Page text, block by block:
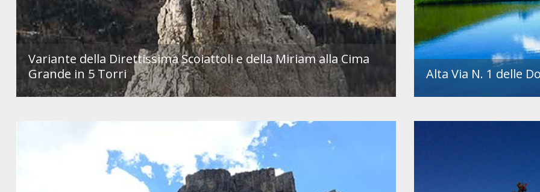
Variante della Direttissima Scoiattoli e della Miriam alla Cima
Grande in 5 Torri
Alta Via N. 1 delle